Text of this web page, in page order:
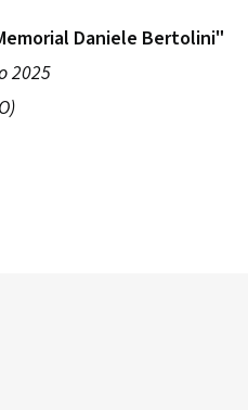
Daniele Bertolini"
2025